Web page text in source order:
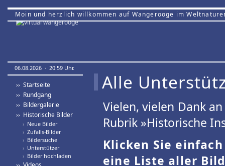
Moin und herzlich willkommen auf Wangerooge im
06.08.2026 · 20:59 Uhr.
›› Startseite
›› Rundgang
›› Bildergalerie
›› Historische Bilder
› Neue Bilder
› Zufalls-Bilder
› Bildersuche
› Unterstützer
› Bilder hochladen
Alle
Vielen, vielen Dank
Rubrik »Historische
Klicken Sie
eine Liste aller